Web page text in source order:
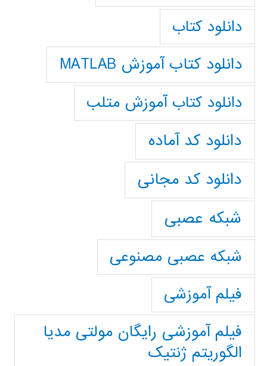
دانلود کتاب
دانلود کتاب آموزش MATLAB
دانلود کتاب آموزش متلب
دانلود کد آماده
دانلود کد مجانی
شبکه عصبی
شبکه عصبی مصنوعی
فیلم آموزشی
فیلم آموزشی رایگان مولتی مدیا
الگوریتم ژنتیک